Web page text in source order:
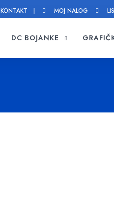
KONTAKT | MOJ NALOG
DC BOJANKE